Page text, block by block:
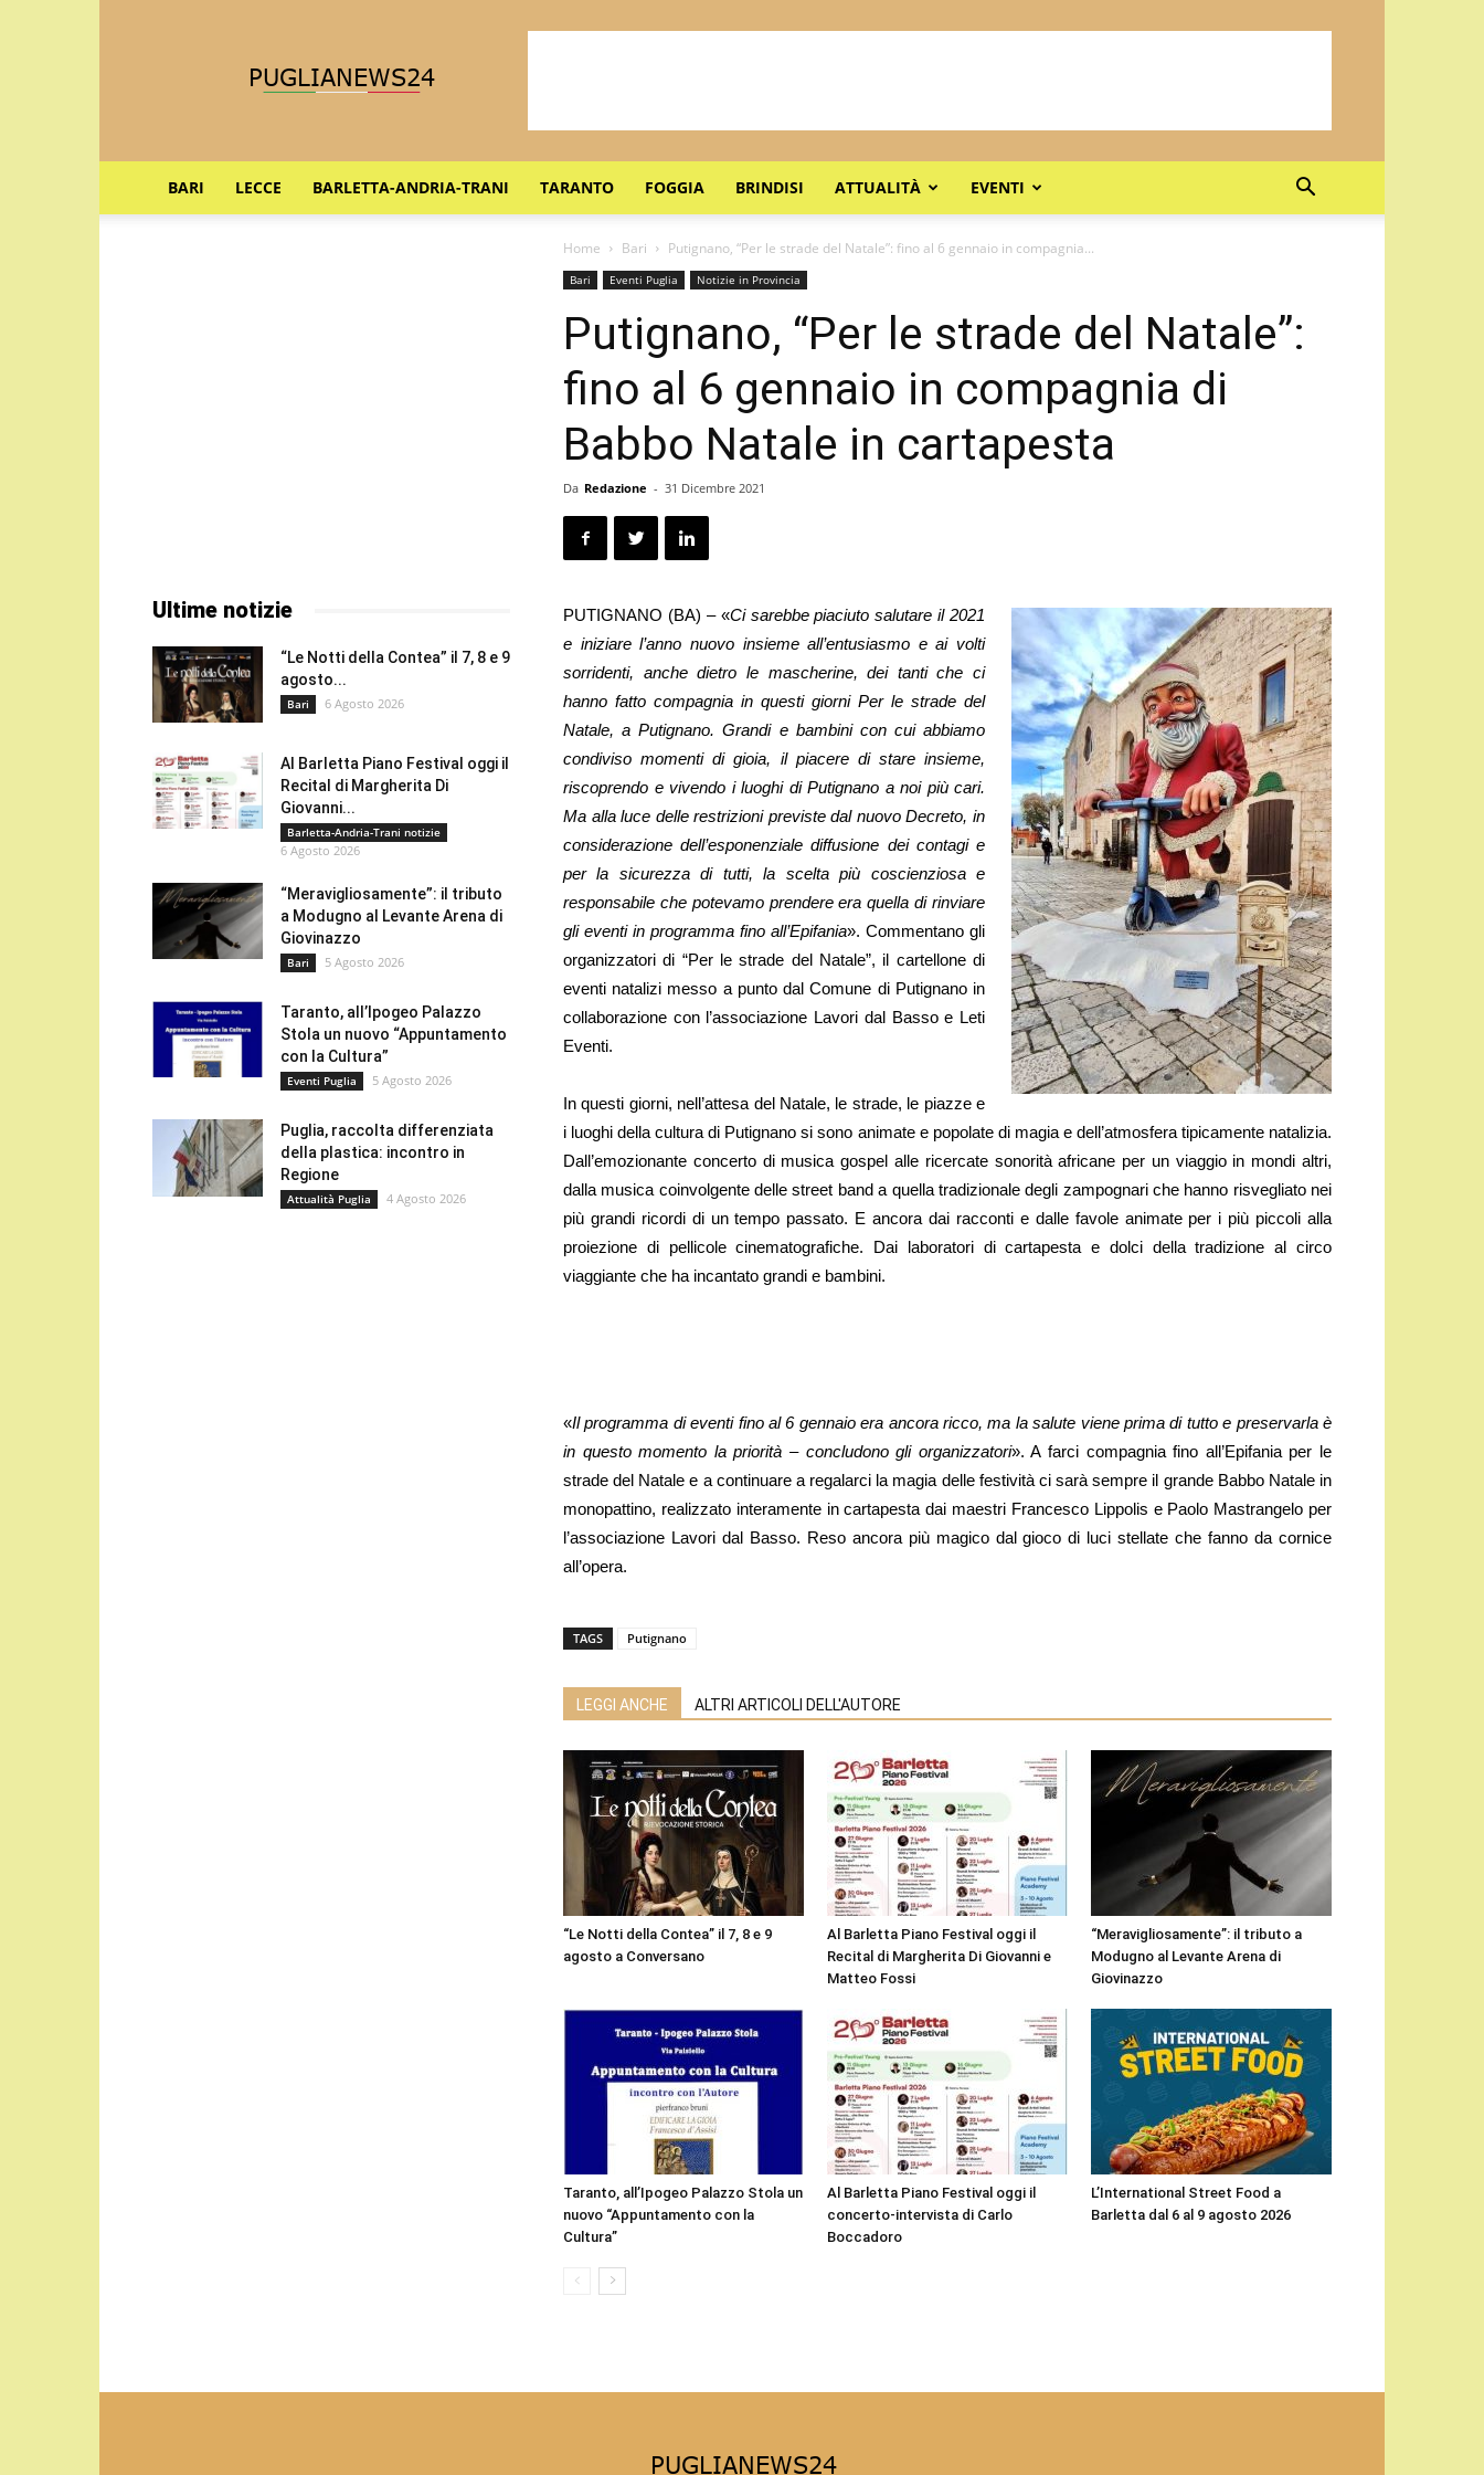
BARI LECCE BARLETTA-ANDRIA-TRANI TARANTO FOGGIA BRINDISI ATTUALITÀ EVENTI
Home Bari Putignano, “Per le strade del Natale”: fino al 6 gennaio in compagnia...
Bari Eventi Puglia Notizie in Provincia
Putignano, “Per le strade del Natale”:
fino al 6 gennaio in compagnia di
Babbo Natale in cartapesta
Da Redazione - 31 Dicembre 2021
PUTIGNANO (BA) – «Ci sarebbe piaciuto salutare il 2021
e iniziare l’anno nuovo insieme all’entusiasmo e ai volti
sorridenti, anche dietro le mascherine, dei tanti che ci
hanno fatto compagnia in questi giorni Per le strade del
Natale, a Putignano. Grandi e bambini con cui abbiamo
condiviso momenti di gioia, il piacere di stare insieme,
riscoprendo e vivendo i luoghi di Putignano a noi più cari.
Ma alla luce delle restrizioni previste dal nuovo Decreto, in
considerazione dell’esponenziale diffusione dei contagi e
per la sicurezza di tutti, la scelta più coscienziosa e
responsabile che potevamo prendere era quella di rinviare
gli eventi in programma fino all’Epifania». Commentano gli
organizzatori di “Per le strade del Natale”, il cartellone di
eventi natalizi messo a punto dal Comune di Putignano in
collaborazione con l’associazione Lavori dal Basso e Leti
Eventi.
In questi giorni, nell’attesa del Natale, le strade, le piazze e
i luoghi della cultura di Putignano si sono animate e popolate di magia e dell’atmosfera tipicamente natalizia.
Dall’emozionante concerto di musica gospel alle ricercate sonorità africane per un viaggio in mondi altri,
dalla musica coinvolgente delle street band a quella tradizionale degli zampognari che hanno risvegliato nei
più grandi ricordi di un tempo passato. E ancora dai racconti e dalle favole animate per i più piccoli alla
proiezione di pellicole cinematografiche. Dai laboratori di cartapesta e dolci della tradizione al circo
viaggiante che ha incantato grandi e bambini.
«Il programma di eventi fino al 6 gennaio era ancora ricco, ma la salute viene prima di tutto e preservarla è
in questo momento la priorità – concludono gli organizzatori». A farci compagnia fino all’Epifania per le
strade del Natale e a continuare a regalarci la magia delle festività ci sarà sempre il grande Babbo Natale in
monopattino, realizzato interamente in cartapesta dai maestri Francesco Lippolis e Paolo Mastrangelo per
l’associazione Lavori dal Basso. Reso ancora più magico dal gioco di luci stellate che fanno da cornice
all’opera.
TAGS Putignano
LEGGI ANCHE ALTRI ARTICOLI DELL'AUTORE
“Le Notti della Contea” il 7, 8 e 9
agosto a Conversano
Al Barletta Piano Festival oggi il
Recital di Margherita Di Giovanni e
Matteo Fossi
“Meravigliosamente”: il tributo a
Modugno al Levante Arena di
Giovinazzo
Taranto, all’Ipogeo Palazzo Stola un
nuovo “Appuntamento con la
Cultura”
Al Barletta Piano Festival oggi il
concerto-intervista di Carlo
Boccadoro
L’International Street Food a
Barletta dal 6 al 9 agosto 2026
Ultime notizie
“Le Notti della Contea” il 7, 8 e 9
agosto...
Bari 6 Agosto 2026
Al Barletta Piano Festival oggi il
Recital di Margherita Di
Giovanni...
Barletta-Andria-Trani notizie
6 Agosto 2026
“Meravigliosamente”: il tributo
a Modugno al Levante Arena di
Giovinazzo
Bari 5 Agosto 2026
Taranto, all’Ipogeo Palazzo
Stola un nuovo “Appuntamento
con la Cultura”
Eventi Puglia 5 Agosto 2026
Puglia, raccolta differenziata
della plastica: incontro in
Regione
Attualità Puglia 4 Agosto 2026